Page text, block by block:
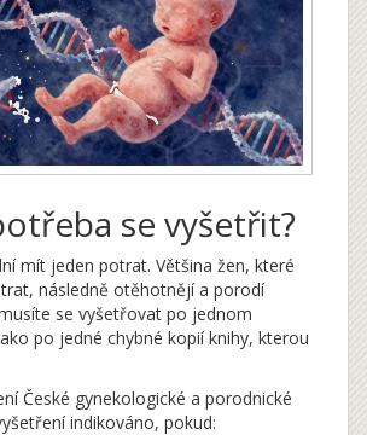
se vyšetřit?
mít jeden potrat. Většina žen, které
následně otěhotnějí a porodí
se vyšetřovat po jednom
po jedné chybné kopií knihy, kterou
České gynekologické a porodnické
indikováno, pokud: